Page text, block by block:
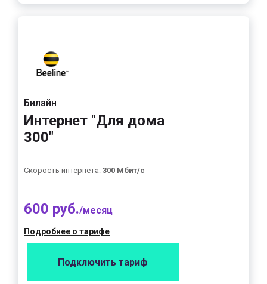
Билайн
Интернет "Для дома
300"
Скорость интернета: 300 Мбит/с
600 руб./месяц
Подробнее о тарифе
Подключить тариф